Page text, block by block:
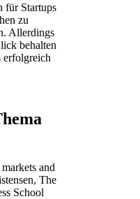
für Startups
zu
Allerdings
behalten
erfolgreich
and
The
School